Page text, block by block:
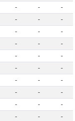
- -
-
- -
-
- -
-
- -
-
- -
-
- -
-
- -
-
- -
-
- -
-
- -
-